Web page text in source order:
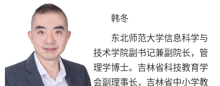
韩冬
东北师范大学信息科学与
技术学院副书记兼副院长，管
理学博士。吉林省科技教育学
会副理事长，吉林省中小学教